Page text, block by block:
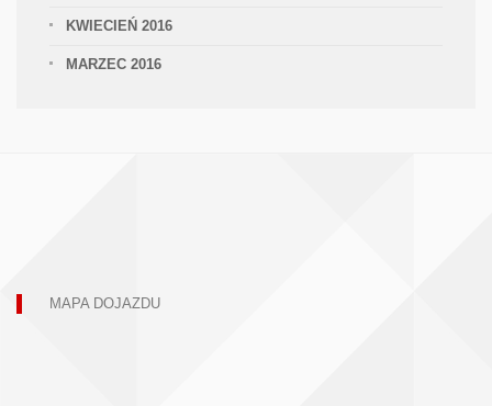
KWIECIEŃ 2016
MARZEC 2016
MAPA DOJAZDU